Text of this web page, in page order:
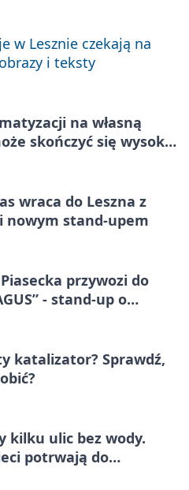
w Lesznie czekają na
i teksty
na własną
skończyć się wysoką
wraca do Leszna z
nowym stand-upem
przywozi do
- stand-up o
katalizator? Sprawdź,
kilku ulic bez wody.
potrwają do